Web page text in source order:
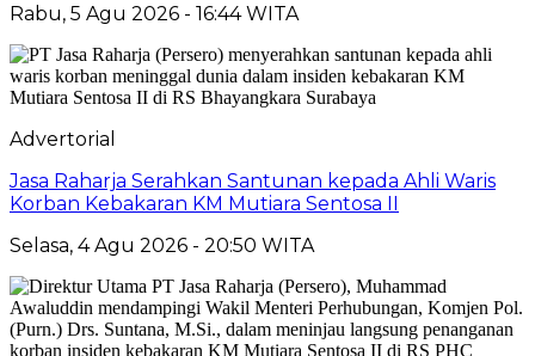
Rabu, 5 Agu 2026 - 16:44 WITA
Advertorial
Jasa Raharja Serahkan Santunan kepada Ahli Waris
Korban Kebakaran KM Mutiara Sentosa II
Selasa, 4 Agu 2026 - 20:50 WITA